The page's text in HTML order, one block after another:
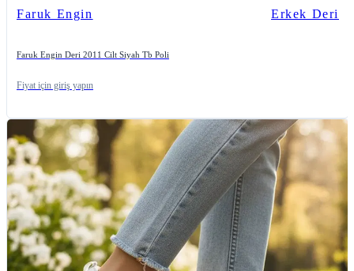
Faruk Engin Erkek Deri
Faruk Engin Deri 2011 Cilt Siyah Tb Poli
Fiyat için giriş yapın